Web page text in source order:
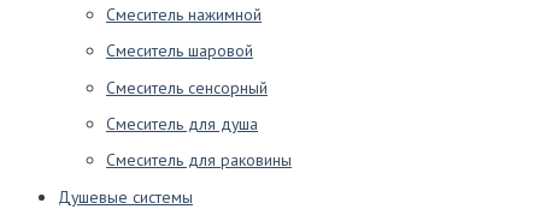
Смеситель нажимной
Смеситель шаровой
Смеситель сенсорный
Смеситель для душа
Смеситель для раковины
Душевые системы